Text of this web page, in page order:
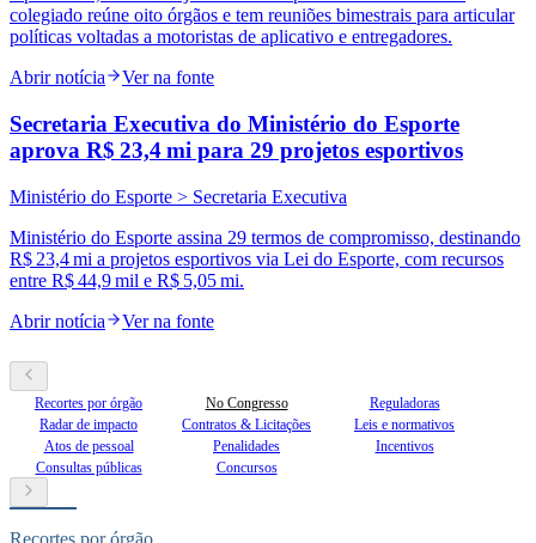
colegiado reúne oito órgãos e tem reuniões bimestrais para articular
políticas voltadas a motoristas de aplicativo e entregadores.
Abrir notícia
Ver na fonte
Secretaria Executiva do Ministério do Esporte
aprova R$ 23,4 mi para 29 projetos esportivos
Ministério do Esporte > Secretaria Executiva
Ministério do Esporte assina 29 termos de compromisso, destinando
R$ 23,4 mi a projetos esportivos via Lei do Esporte, com recursos
entre R$ 44,9 mil e R$ 5,05 mi.
Abrir notícia
Ver na fonte
Recortes por órgão No Congresso
Reguladoras
Radar de impacto
Contratos & Licitações
Leis e normativos
Atos de pessoal
Penalidades
Incentivos
Consultas públicas
Concursos
Recortes por órgão